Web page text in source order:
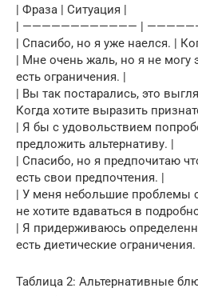
| Фраза | Ситуация |
| ———————————— |
| Спасибо, но я уже наелся. |
| Мне очень жаль, но я не могу
есть ограничения. |
| Вы так постарались, это
Когда хотите выразить
| Я бы с удовольствием
предложить альтернативу. |
| Спасибо, но я предпочитаю
есть свои предпочтения. |
| У меня небольшие проблемы
не хотите вдаваться в
| Я придерживаюсь
есть диетические ограничения.
Таблица 2: Альтернативные